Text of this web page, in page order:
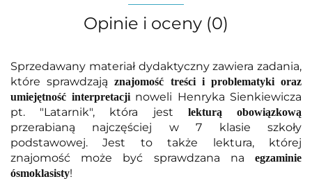
Opinie i oceny (0)
Sprzedawany materiał dydaktyczny zawiera zadania,
które sprawdzająznajomość treści i problematyki oraz
umiejętność interpretacji noweli Henryka Sienkiewicza
pt. "Latarnik", która jest lekturą obowiązkową
przerabianą najczęściej w 7 klasie szkoły
podstawowej. Jest to także lektura, której
znajomość może być sprawdzana na egzaminie
ósmoklasisty!